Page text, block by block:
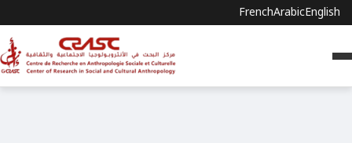
FrenchArabicEnglish